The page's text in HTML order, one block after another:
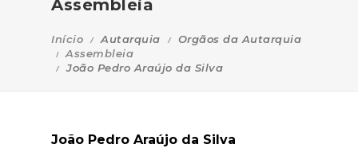
Assembleia
Início Autarquia
Orgãos da Autarquia
Assembleia
João Pedro Araújo da Silva
João Pedro Araújo da Silva